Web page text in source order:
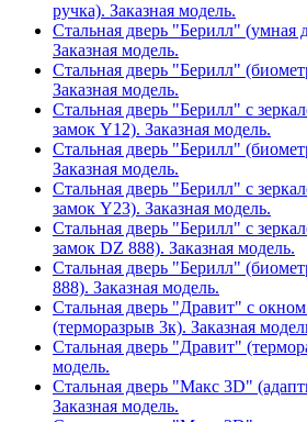
ручка). Заказная модель.
Стальная дверь "Берилл" (умная
Заказная модель.
Стальная дверь "Берилл"
Заказная модель.
Стальная дверь "Берилл" с
замок Y12). Заказная модель.
Стальная дверь "Берилл"
Заказная модель.
Стальная дверь "Берилл" с
замок Y23). Заказная модель.
Стальная дверь "Берилл" с
замок DZ 888). Заказная модель.
Стальная дверь "Берилл"
888). Заказная модель.
Стальная дверь "Дравит" с окном
(терморазрыв 3к). Заказная
Стальная дверь "Дравит"
модель.
Стальная дверь "Макс 3D"
Заказная модель.